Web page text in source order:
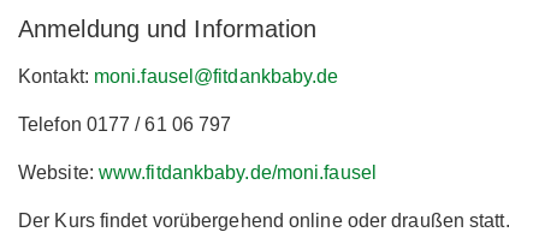
Anmeldung und Information
Kontakt: moni.fausel@fitdankbaby.de
Telefon 0177 / 61 06 797
Website: www.fitdankbaby.de/moni.fausel
Der Kurs findet vorübergehend online oder draußen statt.